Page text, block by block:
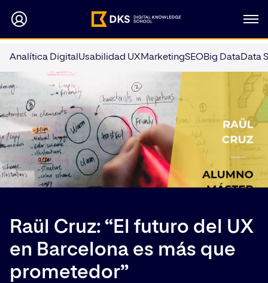
Analítica Digital Usabilidad UXMarketingSEOBig DataData
Raül Cruz: “El futuro del UX
en Barcelona es más que
prometedor”